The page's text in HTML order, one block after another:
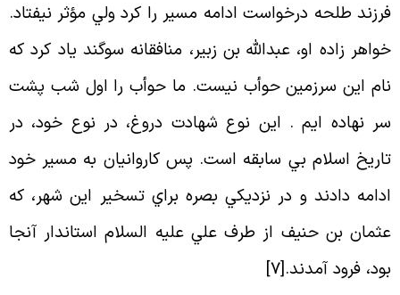
طلحه درخواست ادامه مسير را كرد ولي مؤثر نيفتاد.
زاده او، عبدالله بن زبير، منافقانه سوگند ياد كرد كه
اين سرزمين حوأب نيست. ما حوأب را اول شب پشت
نهاده ايم . اين نوع شهادت دروغ، در نوع خود، در
اسلام بي سابقه است. پس كاروانيان به مسير خود
دادند و در نزديكي بصره براي تسخير اين شهر، كه
بن حنيف از طرف علي عليه السلام استاندار آنجا
فرود آمدند.[
7
]